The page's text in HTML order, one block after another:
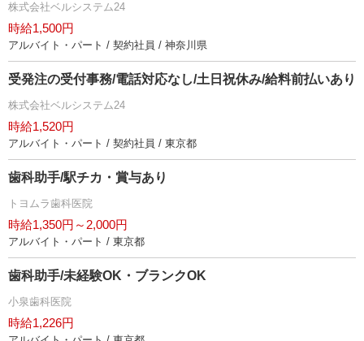
株式会社ベルシステム24
時給1,500円
アルバイト・パート / 契約社員 / 神奈川県
受発注の受付事務/電話対応なし/土日祝休み/給料前払いあり
株式会社ベルシステム24
時給1,520円
アルバイト・パート / 契約社員 / 東京都
歯科助手/駅チカ・賞与あり
トヨムラ歯科医院
時給1,350円～2,000円
アルバイト・パート / 東京都
歯科助手/未経験OK・ブランクOK
小泉歯科医院
時給1,226円